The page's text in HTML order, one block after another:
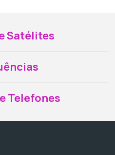
Satélites
Telefones